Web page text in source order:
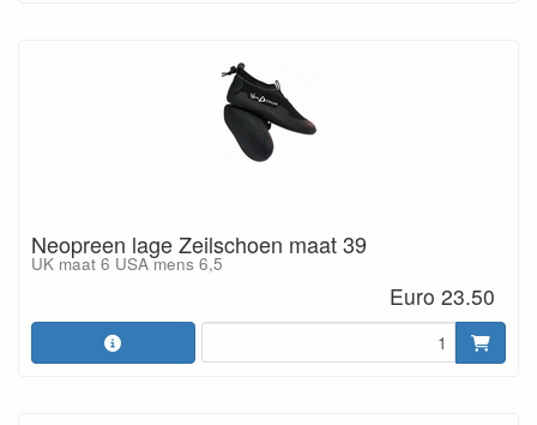
Neopreen lage Zeilschoen maat 39
UK maat 6 USA mens 6,5
Euro 23.50